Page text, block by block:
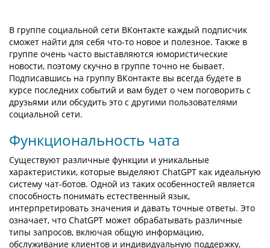
В группе социальной сети ВКонтакте каждый подписчик
сможет найти для себя что-то новое и полезное. Также в
группе очень часто выставляются юмористические
новости, поэтому скучно в группе точно не бывает.
Подписавшись на группу ВКонтакте вы всегда будете в
курсе последних событий и вам будет о чем поговорить с
друзьями или обсудить это с другими пользователями
социальной сети.
Функциональность чата
Существуют различные функции и уникальные
характеристики, которые выделяют ChatGPT как идеальную
систему чат-ботов. Одной из таких особенностей является
способность понимать естественный язык,
интерпретировать значения и давать точные ответы. Это
означает, что ChatGPT может обрабатывать различные
типы запросов, включая общую информацию,
обслуживание клиентов и индивидуальную поддержку,